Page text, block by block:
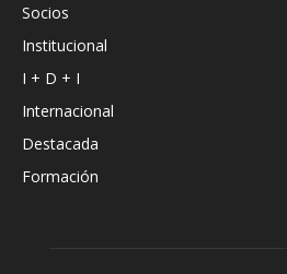
Socios
Institucional
I + D + I
Internacional
Destacada
Formación